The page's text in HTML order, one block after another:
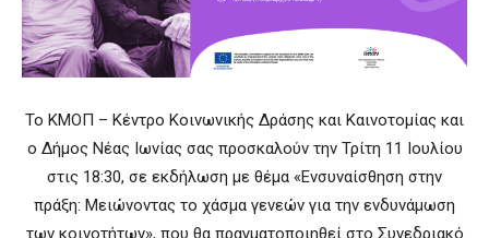
Το KMOΠ – Κέντρο Κοινωνικής Δράσης και Καινοτομίας και
ο Δήμος Νέας Ιωνίας σας προσκαλούν την Τρίτη 11 Ιουλίου
στις 18:30, σε εκδήλωση με θέμα «Ενσυναίσθηση στην
πράξη: Μειώνοντας το χάσμα γενεών για την ενδυνάμωση
των κοινοτήτων», που θα πραγματοποιηθεί στο Συνεδριακό